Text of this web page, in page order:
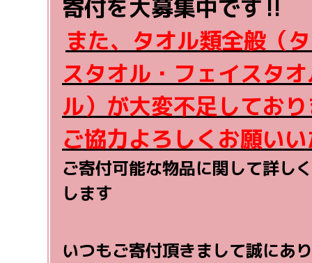
寄付を大募集中です‼
また、タオル類全般（
スタオル・フェイスタ
ル）が大変不足してお
ご協力よろしくお願い
ご寄付可能な物品に関して詳し
します
いつもご寄付頂きまして誠にあ